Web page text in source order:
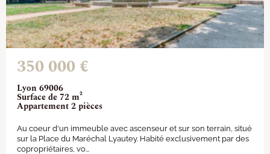
Lyon 69006
Surface de 72 m²
Appartement 2 pièces
350 000 €
Au coeur d'un immeuble avec ascenseur et sur son terrain, situé
sur la Place du Maréchal Lyautey. Habité exclusivement par des
copropriétaires, vo...